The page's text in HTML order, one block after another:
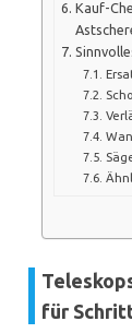
Kauf-
für